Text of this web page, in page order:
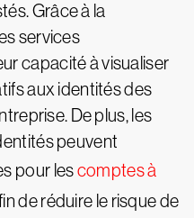
Grâce à la
services
capacité à visualiser
aux identités des
De plus, les
peuvent
pour lescomptes à
de réduire le risque de